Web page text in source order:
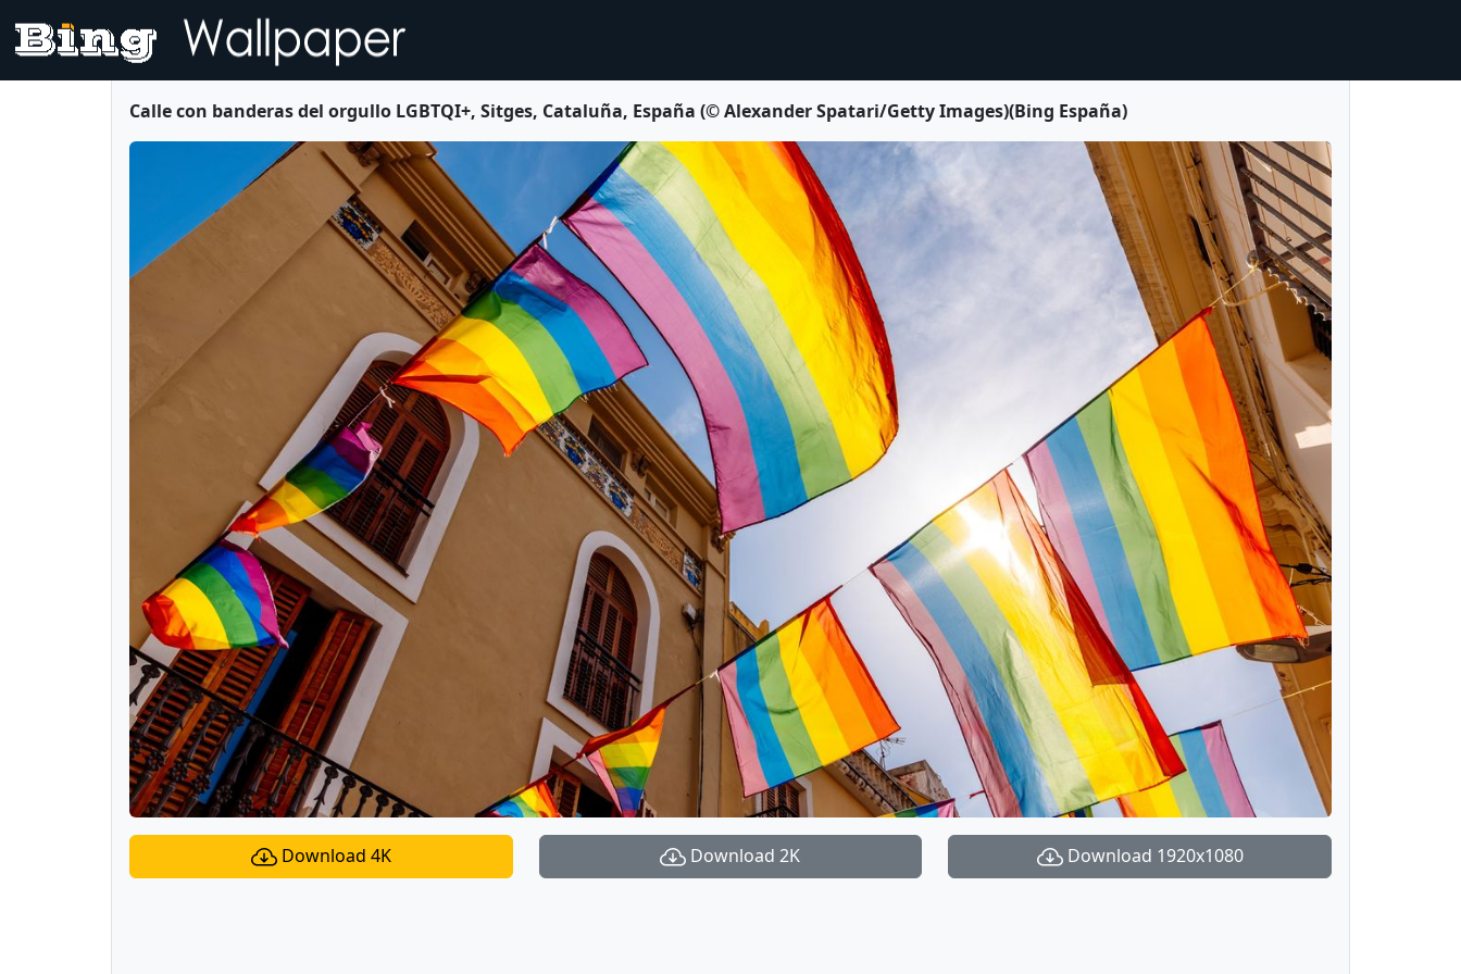
Calle con banderas del orgullo LGBTQI+, Sitges, Cataluña, España (© Alexander Spatari/Getty Images)(Bing España)
Download 4K Download 2K Download 1920x1080